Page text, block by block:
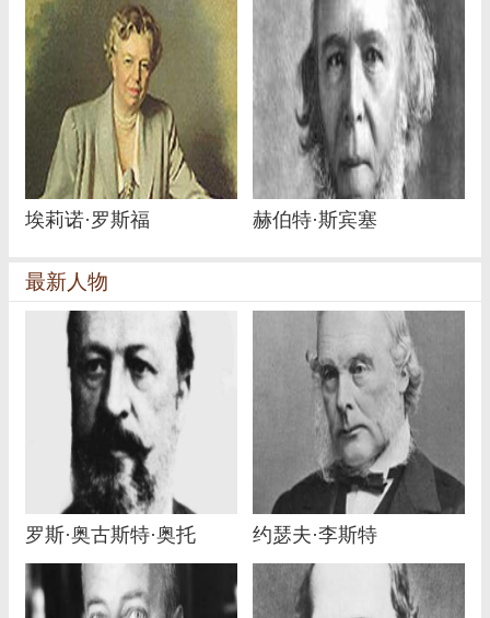
埃莉诺·罗斯福 赫伯特·斯宾塞
最新人物
罗斯·奥古斯特·奥托 约瑟夫·李斯特